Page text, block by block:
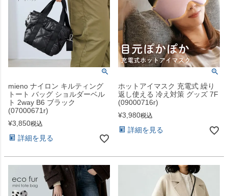
mieno ナイロン キルティング
トート バッグ ショルダーベル
ト 2way B6 ブラック
(07000671r)
¥3,850税込
詳細を見る
ホットアイマスク 充電式 繰り
返し使える 冷え対策 グッズ 7F
(09000716r)
¥3,980税込
詳細を見る